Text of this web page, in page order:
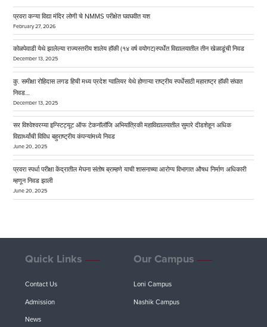
प्रवरा कन्या विद्या मंदिर लोणी चे NMMS परीक्षेत घवघवीत यश
February 27, 2026
कोळपेवाडी येथे झालेल्या राज्यस्तरीय शालेय हॉकी (१४ वर्ष वयोगट)स्पर्धेत विद्यालयातील तीन खेळाडूंची निवड
December 13, 2025
कु. समीक्षा रोहिदास लगड हिची मध्य प्रदेश ग्वालियर येथे होणाऱ्या राष्ट्रीय स्पर्धेसाठी महाराष्ट्र हॉकी संघात
निवड…
December 13, 2025
सर विश्वेश्वरय्या इन्स्टिट्यूट ऑफ टेकनॉलॉजि अभियांत्रिकी महाविद्यालयातील सुमारे दीडशेहून अधिक
विद्यार्थ्यांची विविध बहुराष्ट्रीय कंपन्यांमध्ये निवड
June 20, 2025
प्रवरा स्पर्धा परीक्षा केंद्रातील मेघना संतोष ब्राम्हणे याची शासनाच्या आरोग्य विभागात औषध निर्माण अधिकारी
म्हणून निवड झाली
June 20, 2025
Quick Links
Contact Us
Admission
News
Our Campus
Loni Campus
Nashik Campus